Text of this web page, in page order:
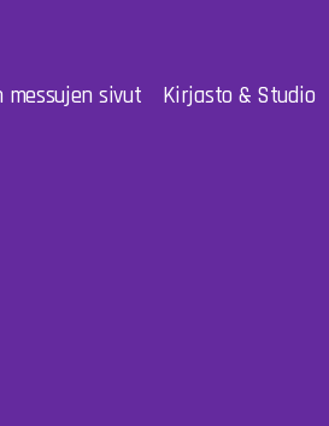
messujen sivut Kirjasto & Studio